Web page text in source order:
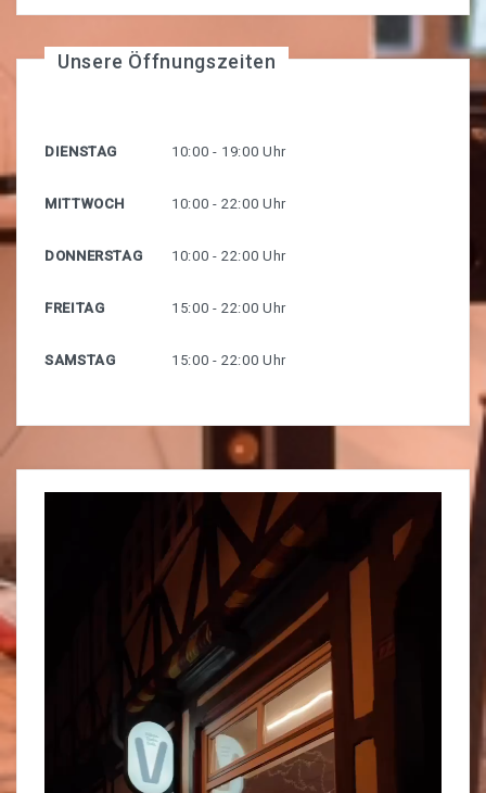
Unsere Öffnungszeiten
DIENSTAG 10:00 - 19:00 Uhr
MITTWOCH 10:00 - 22:00 Uhr
DONNERSTAG 10:00 - 22:00 Uhr
FREITAG 15:00 - 22:00 Uhr
SAMSTAG 15:00 - 22:00 Uhr